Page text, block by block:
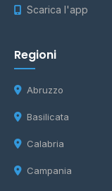
Scarica l'app
Regioni
Abruzzo
Basilicata
Calabria
Campania